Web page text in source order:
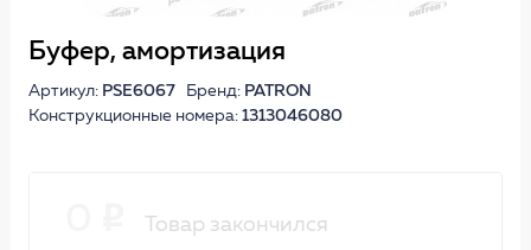
Буфер, амортизация
Артикул: PSE6067Бренд: PATRON
Конструкционные номера: 1313046080
Товар закончился